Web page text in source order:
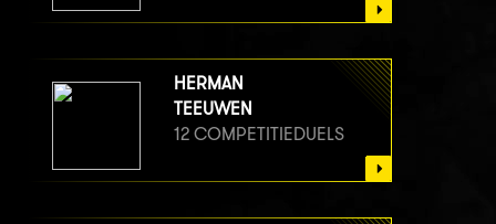
HERMAN
TEEUWEN
12 COMPETITIEDUELS